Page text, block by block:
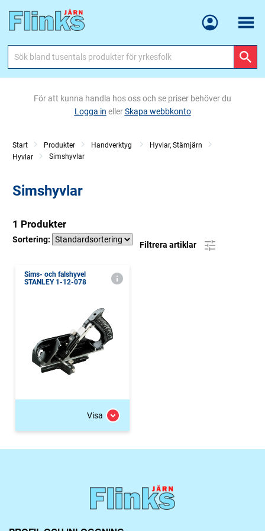
Meny
För att kunna handla hos oss och se priser behöver du
Logga in ellerSkapa webbkonto
Start Produkter Handverktyg
Hyvlar, Stämjärn
Hyvlar
Simshyvlar
Simshyvlar
1 Produkter
Sortering:
Filtrera artiklar
Sims- och falshyvel
STANLEY 1-12-078
Visa